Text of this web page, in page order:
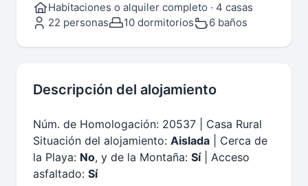
Habitaciones o alquiler completo · 4 casas
22 personas
10 dormitorios 6 baños
Descripción del alojamiento
Núm. de Homologación: 20537 | Casa Rural
Situación del alojamiento: Aislada | Cerca de
la Playa: No, y de la Montaña: Sí| Acceso
asfaltado: Sí